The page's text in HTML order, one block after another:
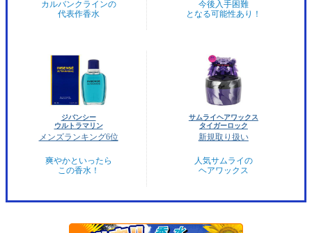
カルバンクラインの
代表作香水
今後入手困難
となる可能性あり！
ジバンシー
ウルトラマリン
メンズランキング6位
爽やかといったら
この香水！
サムライヘアワックス
タイガーロック
新規取り扱い
人気サムライの
ヘアワックス